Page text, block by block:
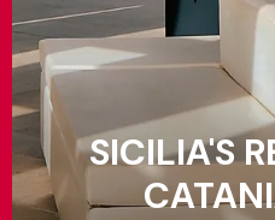
MAGAZINE
КОНТАКТЫ
SICILIA'S